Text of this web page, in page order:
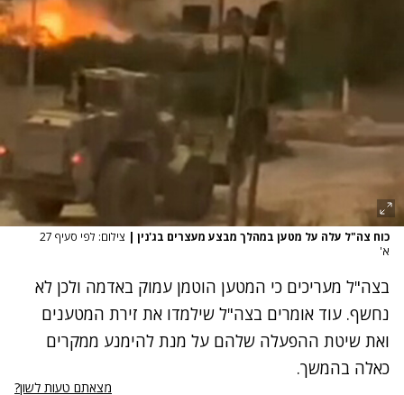
כוח צה"ל עלה על מטען במהלך מבצע מעצרים בג'נין |
צילום: לפי סעיף 27
א'
בצה"ל מעריכים כי המטען הוטמן עמוק באדמה ולכן לא
נחשף. עוד אומרים בצה"ל שילמדו את זירת המטענים
ואת שיטת ההפעלה שלהם על מנת להימנע ממקרים
כאלה בהמשך.
מצאתם טעות לשון?